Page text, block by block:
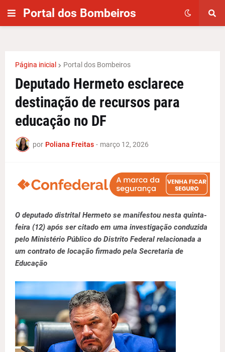
Portal dos Bombeiros
Página inicial Portal dos Bombeiros
Deputado Hermeto esclarece
destinação de recursos para
educação no DF
por Poliana Freitas - março 12, 2026
O deputado distrital Hermeto se manifestou nesta quinta-
feira (12) após ser citado em uma investigação conduzida
pelo Ministério Público do Distrito Federal relacionada a
um contrato de locação firmado pela Secretaria de
Educação